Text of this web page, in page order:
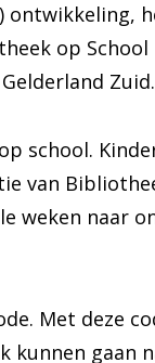
ontwikkeling,
op School
Zuid.
school.
van
weken naar
Met deze
kunnen gaan